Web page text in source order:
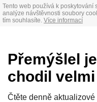
Tento web používá k poskytování
analýze návštěvnosti soubory
tím souhlasíte. Více informací
Přemýšlel
chodil
Čtěte denně aktualizové